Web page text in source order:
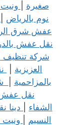
صغيرة
نوم بالرياض
عفش شرق
نقل عفش
شركة تنظيف
العزيزية
بالمزاحمية
نقل عفش
الشفاء
دينا
النسيم